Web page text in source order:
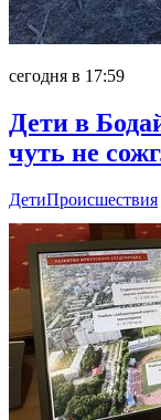
сегодня в 17:59
Дети в
чуть не
ДетиПроисшествия